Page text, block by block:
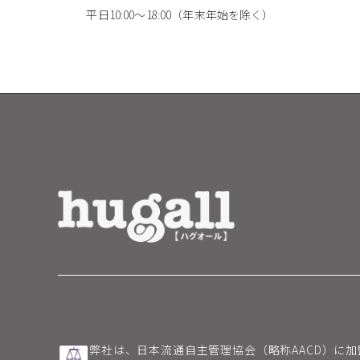
平日10:00～18:00（年末年始を除く）
弊社は、日本流通自主管理協会（略称AACD）に加